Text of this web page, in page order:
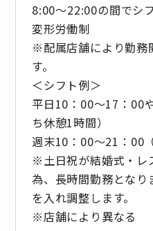
8:00～22:00の間でシ
変形労働制
※配属店舗により勤務
す。
＜シフト例＞
平日10：00～17：00
ち休憩1時間）
週末10：00～21：00
※土日祝が結婚式・レ
為、長時間勤務とな
を入れ調整します。
※店舗により異なる